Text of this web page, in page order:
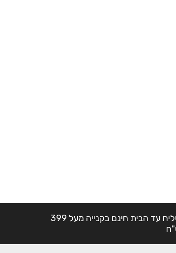
שליח עד הבית חינם בקנייה מעל 399